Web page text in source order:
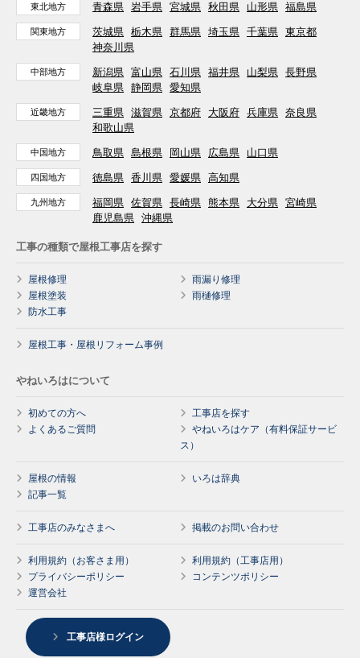
東北地方 青森県 岩手県 宮城県 秋田県 山形県 福島県
関東地方 茨城県 栃木県 群馬県 埼玉県 千葉県 東京都
神奈川県
中部地方 新潟県 富山県 石川県 福井県 山梨県 長野県
岐阜県 静岡県 愛知県
近畿地方 三重県 滋賀県 京都府 大阪府 兵庫県 奈良県
和歌山県
中国地方 鳥取県 島根県 岡山県 広島県 山口県
四国地方 徳島県 香川県 愛媛県 高知県
九州地方 福岡県 佐賀県 長崎県 熊本県 大分県 宮崎県
鹿児島県 沖縄県
工事の種類で屋根工事店を探す
屋根修理
雨漏り修理
屋根塗装
雨樋修理
防水工事
屋根工事・屋根リフォーム事例
やねいろはについて
初めての方へ
工事店を探す
よくあるご質問
やねいろはケア（有料保証サービ
ス）
屋根の情報
いろは辞典
記事一覧
工事店のみなさまへ 掲載のお問い合わせ
利用規約（お客さま用）
利用規約（工事店用）
プライバシーポリシー
コンテンツポリシー
運営会社
工事店様ログイン